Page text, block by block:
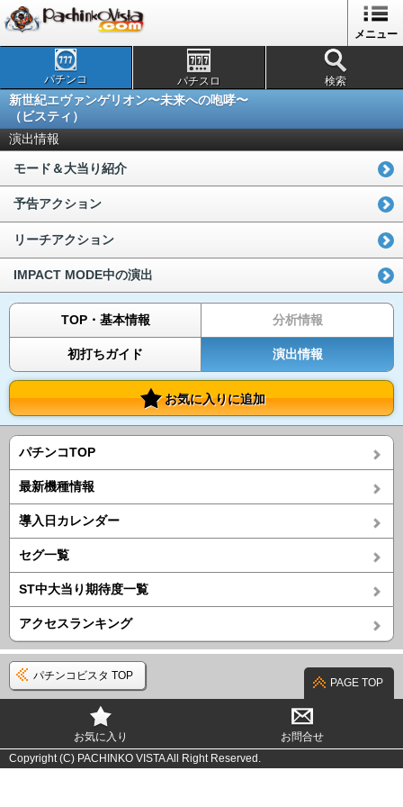
メニュー
パチンコ パチスロ 検索
新世紀エヴァンゲリオン〜未来への咆哮〜
（ビスティ）
演出情報
モード＆大当り紹介
予告アクション
リーチアクション
IMPACT MODE中の演出
TOP・基本情報 分析情報
初打ちガイド 演出情報
お気に入りに追加
パチンコTOP
最新機種情報
導入日カレンダー
セグ一覧
ST中大当り期待度一覧
アクセスランキング
パチンコビスタ TOP
PAGE TOP
お気に入り
お問合せ
Copyright (C) PACHINKO VISTA All Right Reserved.